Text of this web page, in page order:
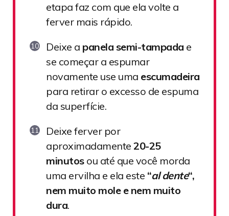
etapa faz com que ela volte a
ferver mais rápido.
Deixe a panela semi-tampada e
se começar a espumar
novamente use uma escumadeira
para retirar o excesso de espuma
da superfície.
Deixe ferver por
aproximadamente 20-25
minutosou até que você morda
uma ervilha e ela este “al dente“,
nem muito mole e nem muito
dura.